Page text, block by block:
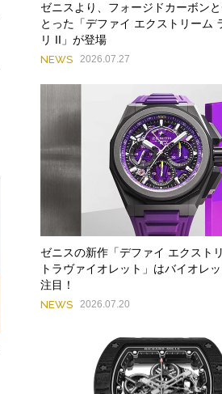
ゼニスより、フォージドカーボン
とった「デファイ エクストリーム
リ II」が登場
NEWS 2026.07.27
ゼニスの新作「デファイ エクスト
トラヴァイオレット」はバイオレ
注目！
NEWS 2026.07.20